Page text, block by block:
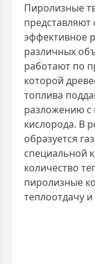
Пиролизные
эффективное
различных
работают по
которой
топлива
разложению
кислорода. В
образуется
специальной
количество
пиролизные
теплоотдачу